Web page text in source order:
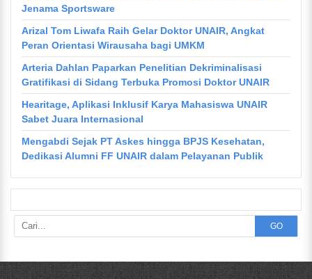
Jenama Sportsware
Arizal Tom Liwafa Raih Gelar Doktor UNAIR, Angkat
Peran Orientasi Wirausaha bagi UMKM
Arteria Dahlan Paparkan Penelitian Dekriminalisasi
Gratifikasi di Sidang Terbuka Promosi Doktor UNAIR
Hearitage, Aplikasi Inklusif Karya Mahasiswa UNAIR
Sabet Juara Internasional
Mengabdi Sejak PT Askes hingga BPJS Kesehatan,
Dedikasi Alumni FF UNAIR dalam Pelayanan Publik
GO